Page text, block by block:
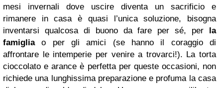
mesi invernali dove uscire diventa un sacrificio e
rimanere in casa è quasi l’unica soluzione, bisogna
inventarsi qualcosa di buono da fare per sé, per la
famigliao per gli amici (se hanno il coraggio di
affrontare le intemperie per venire a trovarci!). La torta
cioccolato e arance è perfetta per queste occasioni, non
richiede una lunghissima preparazione e profuma la casa